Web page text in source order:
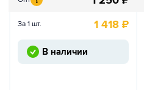
За 1 шт. 1 418 ₽
В наличии